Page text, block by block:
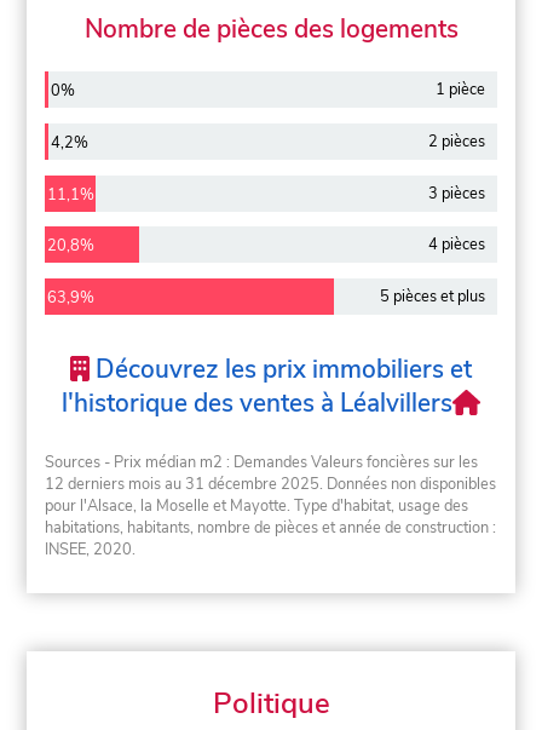
Nombre de pièces des logements
0% 1 pièce
4,2% 2 pièces
11,1% 3 pièces
20,8% 4 pièces
63,9% 5 pièces et plus
Découvrez les prix immobiliers et
l'historique des ventes à Léalvillers
Sources - Prix médian m2 : Demandes Valeurs foncières sur les
12 derniers mois au 31 décembre 2025. Données non disponibles
pour l'Alsace, la Moselle et Mayotte. Type d'habitat, usage des
habitations, habitants, nombre de pièces et année de construction :
INSEE, 2020.
Politique